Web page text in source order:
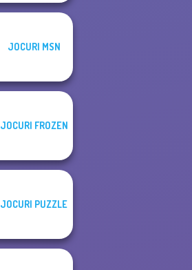
JOCURI MSN
JOCURI FROZEN
JOCURI PUZZLE